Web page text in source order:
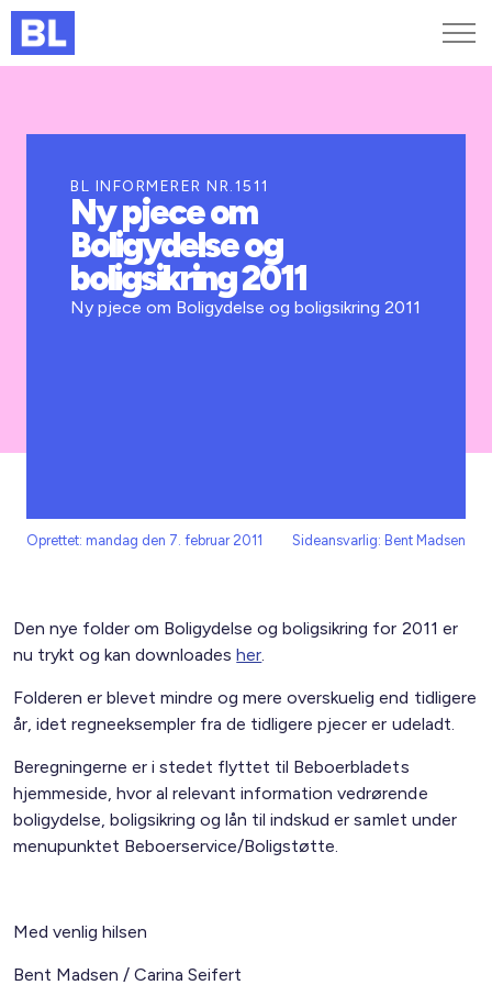
Kurser og arrangementer
Jobportalen
BL INFORMERER NR.1511
Ny pjece om
Boligydelse og
boligsikring 2011
Ny pjece om Boligydelse og boligsikring 2011
Oprettet: mandag den 7. februar 2011 Sideansvarlig: Bent Madsen
Den nye folder om Boligydelse og boligsikring for 2011 er
nu trykt og kan downloadesher.
Folderen er blevet mindre og mere overskuelig end tidligere
år, idet regneeksempler fra de tidligere pjecer er udeladt.
Beregningerne er i stedet flyttet til Beboerbladets
hjemmeside, hvor al relevant information vedrørende
boligydelse, boligsikring og lån til indskud er samlet under
menupunktet Beboerservice/Boligstøtte.
Med venlig hilsen
Bent Madsen / Carina Seifert